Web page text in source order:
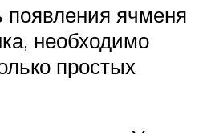
ячменя
необходимо
простых